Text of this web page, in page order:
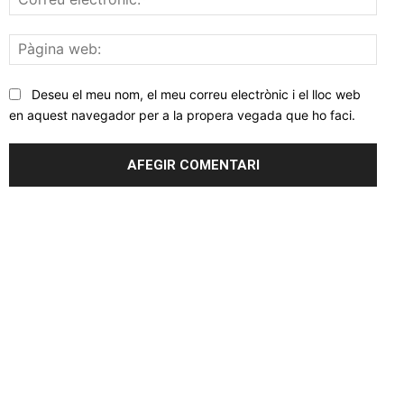
web:
Deseu el meu nom, el meu correu electrònic i el lloc web
en aquest navegador per a la propera vegada que ho faci.